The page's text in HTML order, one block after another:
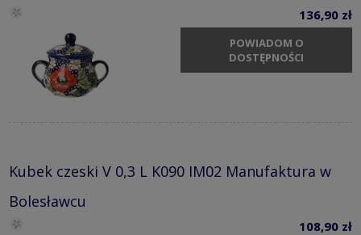
136,90 zł
POWIADOM O
DOSTĘPNOŚCI
Kubek czeski V 0,3 L K090 IM02 Manufaktura w
Bolesławcu
108,90 zł